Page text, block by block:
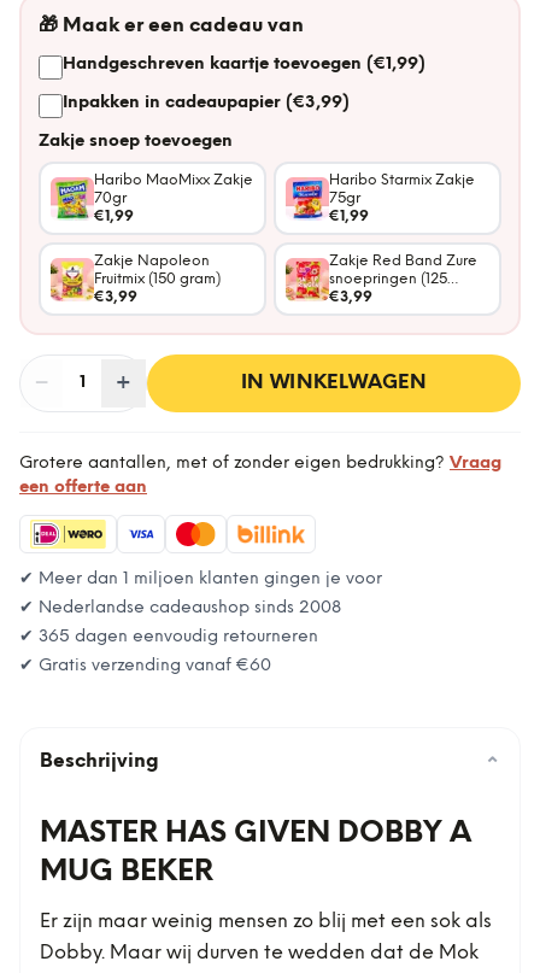
🎁 Maak er een cadeau van
Handgeschreven kaartje toevoegen (€1,99)
Inpakken in cadeaupapier (€3,99)
Zakje snoep toevoegen
Haribo MaoMixx Zakje
70gr
€1,99
Haribo Starmix Zakje
75gr
€1,99
Zakje Napoleon
Fruitmix (150 gram)
€3,99
Zakje Red Band Zure
snoepringen (125
gram)
€3,99
− Aantal
1 + IN WINKELWAGEN
Grotere aantallen, met of zonder eigen bedrukking? Vraag
een offerte aan
✔ Meer dan 1 miljoen klanten gingen je voor
✔ Nederlandse cadeaushop sinds 2008
✔ 365 dagen eenvoudig retourneren
✔ Gratis verzending vanaf €60
Beschrijving ⌄
MASTER HAS GIVEN DOBBY A
MUG BEKER
Er zijn maar weinig mensen zo blij met een sok als
Dobby. Maar wij durven te wedden dat de Mok